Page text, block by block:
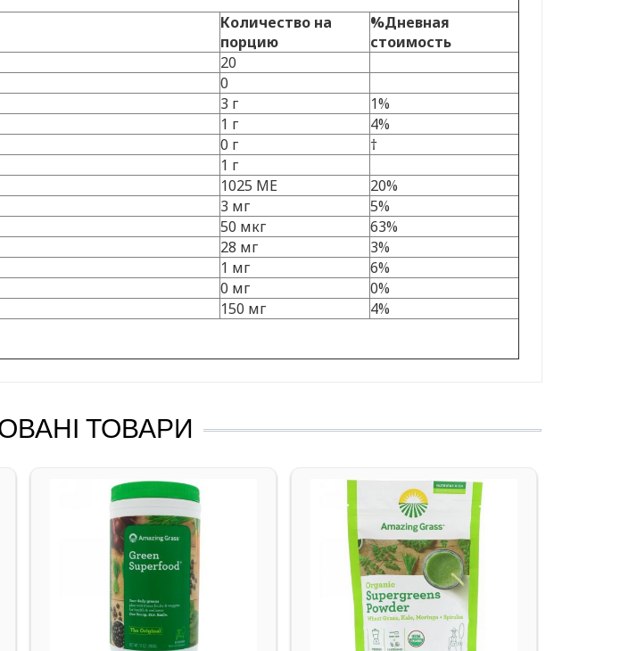
Количество на
порцию
%Дневная
стоимость
20
0
3 г
1%
1 г
4%
0 г
†
1 г
1025 МЕ
20%
3 мг
5%
50 мкг
63%
28 мг
3%
1 мг
6%
0 мг
0%
150 мг
4%
ТОВАРИ